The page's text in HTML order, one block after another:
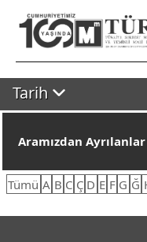
Tarih
Aramızdan Ayrılanlar
Tümü A B C Ç D E F G Ğ